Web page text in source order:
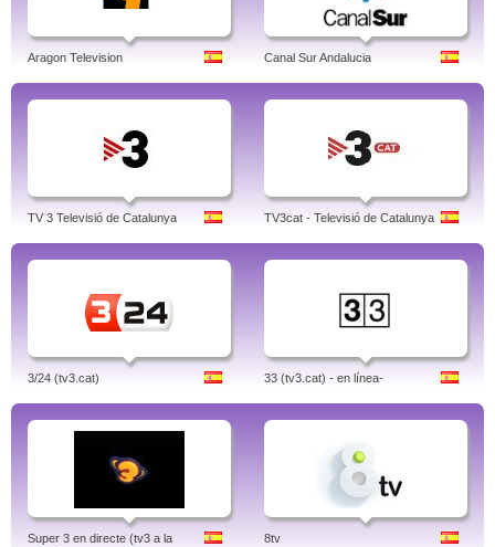
Aragon Television Canal Sur Andalucia
TV 3 Televisió de Catalunya TV3cat - Televisió de Catalunya
3/24 (tv3.cat) 33 (tv3.cat) - en línea-
Super 3 en directe (tv3 a la
8tv